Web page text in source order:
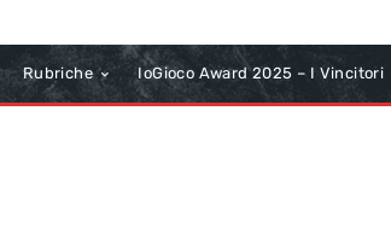
Rubriche IoGioco Award 2025 – I Vincitori